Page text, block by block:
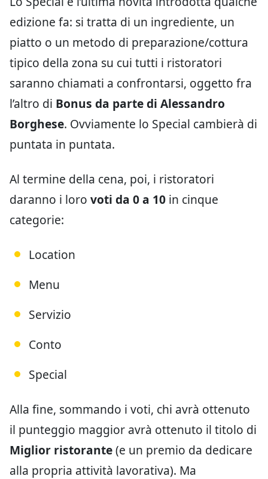
edizione fa: si tratta di un ingrediente, un
piatto o un metodo di preparazione/cottura
tipico della zona su cui tutti i ristoratori
saranno chiamati a confrontarsi, oggetto fra
l’altro di Bonus da parte di Alessandro
Borghese. Ovviamente lo Special cambierà di
puntata in puntata.
Al termine della cena, poi, i ristoratori
daranno i loro voti da 0 a 10 in cinque
categorie:
Location
Menu
Servizio
Conto
Special
Alla fine, sommando i voti, chi avrà ottenuto
il punteggio maggior avrà ottenuto il titolo di
Miglior ristorante(e un premio da dedicare
alla propria attività lavorativa). Ma